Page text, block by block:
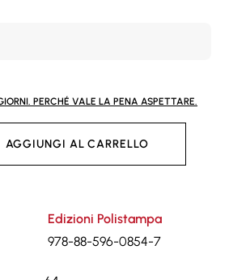
PERCHÉ VALE LA PENA ASPETTARE.
AGGIUNGI AL CARRELLO
Edizioni Polistampa
978-88-596-0854-7